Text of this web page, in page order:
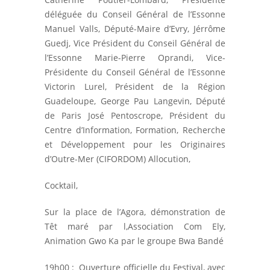
déléguée du Conseil Général de l’Essonne
Manuel Valls, Député-Maire d’Evry, Jérrôme
Guedj, Vice Président du Conseil Général de
l’Essonne Marie-Pierre Oprandi, Vice-
Présidente du Conseil Général de l’Essonne
Victorin Lurel, Président de la Région
Guadeloupe, George Pau Langevin, Député
de Paris José Pentoscrope, Président du
Centre d’Information, Formation, Recherche
et Développement pour les Originaires
d’Outre-Mer (CIFORDOM) Allocution,
Cocktail,
Sur la place de l’Agora, démonstration de
Têt maré par l,Association Com Ely,
Animation Gwo Ka par le groupe Bwa Bandé
19h00 : Ouverture officielle du Festival, avec